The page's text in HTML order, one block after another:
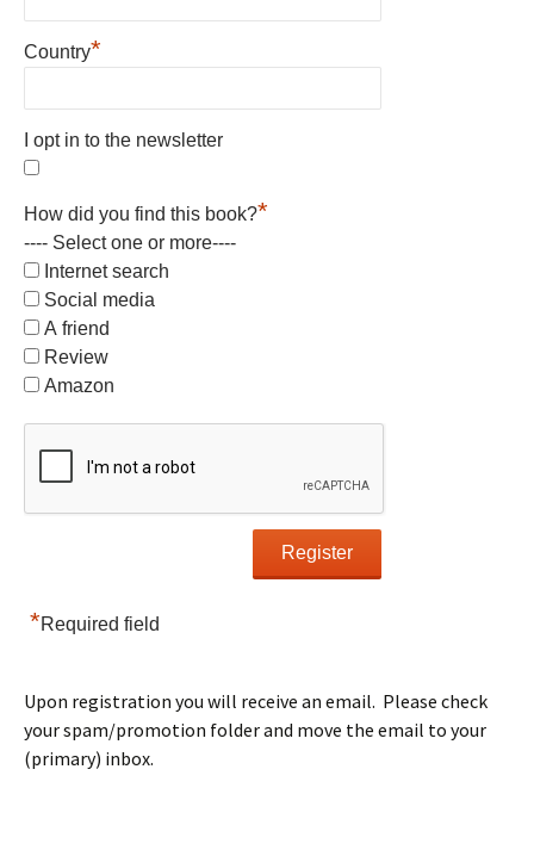
Country*
I opt in to the newsletter
How did you find this book?*
---- Select one or more----
Internet search
Social media
A friend
Review
Amazon
*Required field
Upon registration you will receive an email. Please check
your spam/promotion folder and move the email to your
(primary) inbox.